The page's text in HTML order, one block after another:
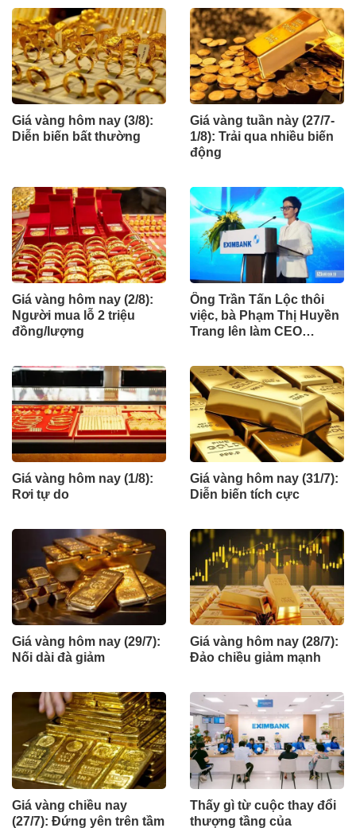
Giá vàng hôm nay (3/8):
Diễn biến bất thường
Giá vàng tuần này (27/7-
1/8): Trải qua nhiều biến
động
Giá vàng hôm nay (2/8):
Người mua lỗ 2 triệu
đồng/lượng
Ông Trần Tấn Lộc thôi
việc, bà Phạm Thị Huyền
Trang lên làm CEO
Giá vàng hôm nay (1/8):
Rơi tự do
Giá vàng hôm nay (31/7):
Diễn biến tích cực
Giá vàng hôm nay (29/7):
Nối dài đà giảm
Giá vàng hôm nay (28/7):
Đảo chiều giảm mạnh
Giá vàng chiều nay
(27/7): Đứng yên trên tầm
Thấy gì từ cuộc thay đổi
thượng tầng của